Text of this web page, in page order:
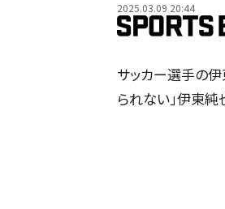
2025.03.09 20:44
サッカー選手の伊
られない」伊東